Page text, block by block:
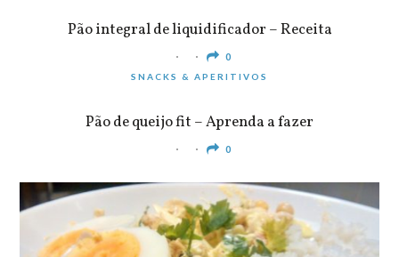
Pão integral de liquidificador – Receita
0
SNACKS & APERITIVOS
Pão de queijo fit – Aprenda a fazer
0